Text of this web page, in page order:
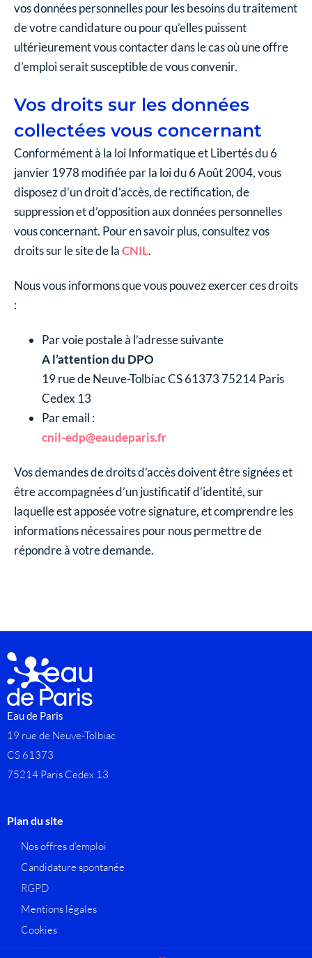
vos données personnelles pour les besoins du traitement
de votre candidature ou pour qu’elles puissent
ultérieurement vous contacter dans le cas où une offre
d’emploi serait susceptible de vous convenir.
Vos droits sur les données
collectées vous concernant
Conformément à la loi Informatique et Libertés du 6
janvier 1978 modifiée par la loi du 6 Août 2004, vous
disposez d’un droit d’accès, de rectification, de
suppression et d’opposition aux données personnelles
vous concernant. Pour en savoir plus, consultez vos
droits sur le site de laCNIL.
Nous vous informons que vous pouvez exercer ces droits
:
Par voie postale à l’adresse suivante
A l’attention du DPO
19 rue de Neuve-Tolbiac CS 61373 75214 Paris
Cedex 13
Par email :
cnil-edp@eaudeparis.fr
Vos demandes de droits d’accès doivent être signées et
être accompagnées d’un justificatif d’identité, sur
laquelle est apposée votre signature, et comprendre les
informations nécessaires pour nous permettre de
répondre à votre demande.
Eau de Paris
19 rue de Neuve-Tolbiac
CS 61373
75214 Paris Cedex 13
Plan du site
Nos offres d’emploi
Candidature spontanée
RGPD
Mentions légales
Cookies